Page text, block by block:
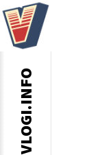
VLOGI.INFO